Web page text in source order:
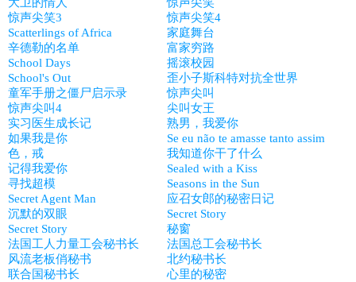
惊声尖笑3
惊声尖笑4
Scatterlings of Africa
家庭舞台
辛德勒的名单
富家穷路
School Days
摇滚校园
School's Out
歪小子斯科特对抗全世界
童军手册之僵尸启示录
惊声尖叫
惊声尖叫4
尖叫女王
实习医生成长记
熟男，我爱你
如果我是你
Se eu não te amasse tanto assim
色，戒
我知道你干了什么
记得我爱你
Sealed with a Kiss
寻找超模
Seasons in the Sun
Secret Agent Man
应召女郎的秘密日记
沉默的双眼
Secret Story
Secret Story
秘窗
法国工人力量工会秘书长
法国总工会秘书长
风流老板俏秘书
北约秘书长
联合国秘书长
心里的秘密